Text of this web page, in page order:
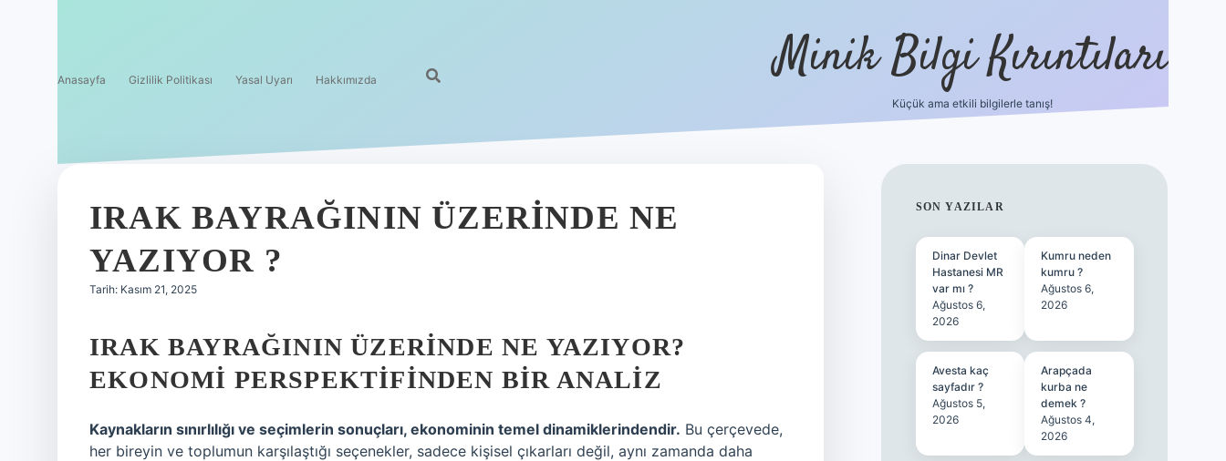
Anasayfa Gizlilik Politikası Yasal Uyarı Hakkımızda Minik Bilgi Kırıntıları
Küçük ama etkili bilgilerle tanış!
IRAK BAYRAĞININ ÜZERINDE NE
YAZIYOR ?
Tarih: Kasım 21, 2025
IRAK BAYRAĞININ ÜZERINDE NE YAZIYOR?
EKONOMI PERSPEKTIFINDEN BIR ANALIZ
Kaynakların sınırlılığı ve seçimlerin sonuçları, ekonominin temel dinamiklerindendir. Bu çerçevede,
her bireyin ve toplumun karşılaştığı seçenekler, sadece kişisel çıkarları değil, aynı zamanda daha
SIDEBAR
SON YAZILAR
Dinar Devlet
Hastanesi MR
var mı ?
Ağustos 6,
2026
Kumru neden
kumru ?
Ağustos 6,
2026
Avesta kaç
sayfadır ?
Ağustos 5,
2026
Arapçada
kurba ne
demek ?
Ağustos 4,
2026
ilbet